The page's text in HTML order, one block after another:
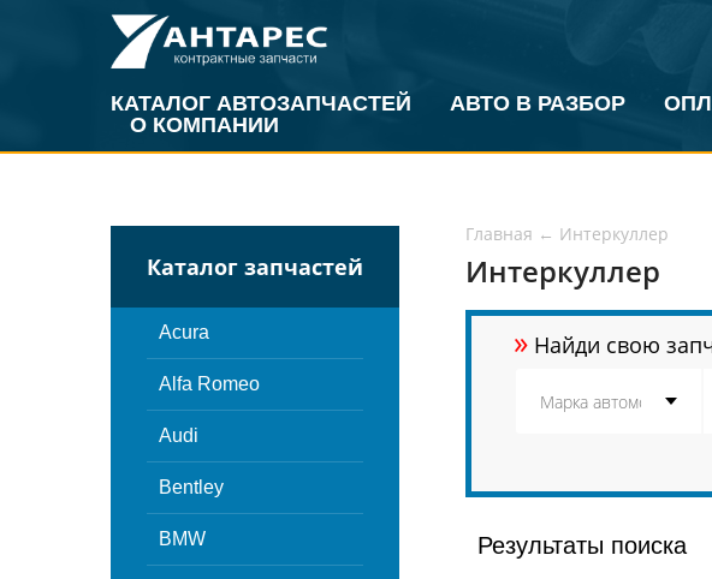
КАТАЛОГ АВТОЗАПЧАСТЕЙ АВТО В РАЗБОР
О КОМПАНИИ
Каталог запчастей
Acura
Alfa Romeo
Audi
Bentley
BMW
Главная ← Интеркуллер
Интеркуллер
» Найди свою
Результаты поиска